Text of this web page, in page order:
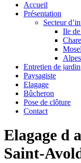
Accueil
Présentation
Secteur
Ile
Entretien de jardin
Paysagiste
Elagage
Bûcheron
Pose de clôture
Contact
Elagage d
Saint-